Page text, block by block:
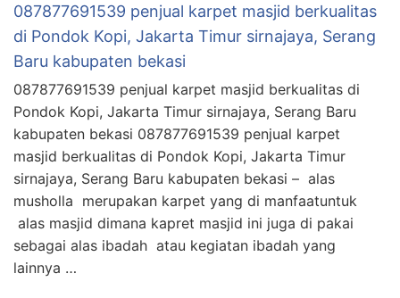
087877691539 penjual karpet masjid berkualitas
di Pondok Kopi, Jakarta Timur sirnajaya, Serang
Baru kabupaten bekasi
087877691539 penjual karpet masjid berkualitas di
Pondok Kopi, Jakarta Timur sirnajaya, Serang Baru
kabupaten bekasi 087877691539 penjual karpet
masjid berkualitas di Pondok Kopi, Jakarta Timur
sirnajaya, Serang Baru kabupaten bekasi – alas
musholla merupakan karpet yang di manfaatuntuk
alas masjid dimana kapret masjid ini juga di pakai
sebagai alas ibadah atau kegiatan ibadah yang
lainnya …